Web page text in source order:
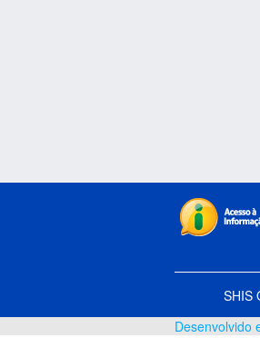
SHIS
Desenvolvido